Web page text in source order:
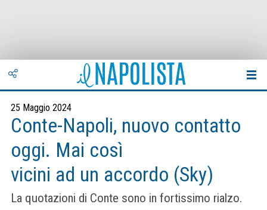
25 Maggio 2024
Conte-Napoli, nuovo contatto
oggi. Mai così
vicini ad un accordo (Sky)
La quotazioni di Conte sono in fortissimo rialzo.